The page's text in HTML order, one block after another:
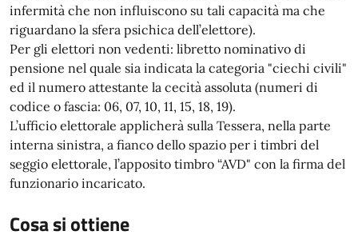
infermità che non influiscono su tali capacità ma che
riguardano la sfera psichica dell’elettore).
Per gli elettori non vedenti: libretto nominativo di
pensione nel quale sia indicata la categoria "ciechi civili"
ed il numero attestante la cecità assoluta (numeri di
codice o fascia: 06, 07, 10, 11, 15, 18, 19).
L’ufficio elettorale applicherà sulla Tessera, nella parte
interna sinistra, a fianco dello spazio per i timbri del
seggio elettorale, l’apposito timbro “AVD" con la firma del
funzionario incaricato.
Cosa si ottiene